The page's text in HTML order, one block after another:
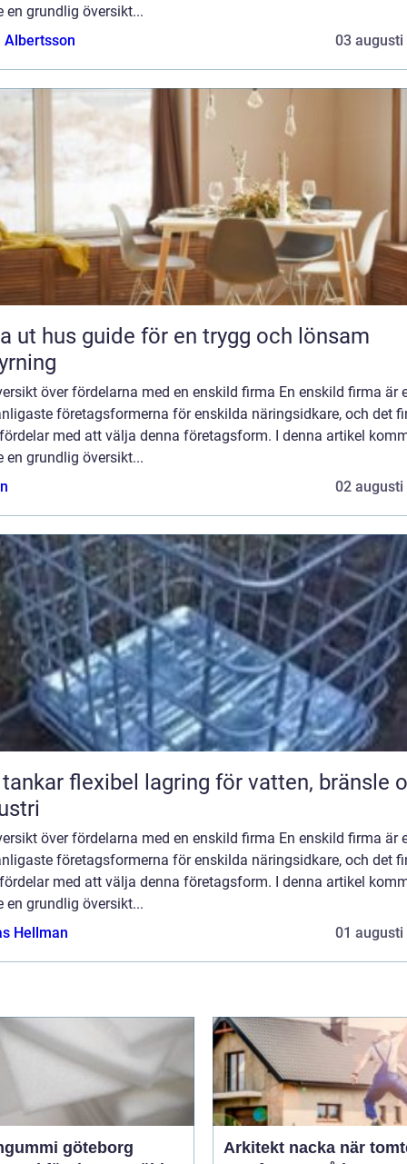
en grundlig översikt...
Albertsson
03 augusti
för en trygg och lönsam
över fördelarna med en enskild firma En enskild firma är
företagsformerna för enskilda näringsidkare, och det
med att välja denna företagsform. I denna artikel
en grundlig översikt...
02 augusti
för vatten, bränsle och
över fördelarna med en enskild firma En enskild firma är
företagsformerna för enskilda näringsidkare, och det
med att välja denna företagsform. I denna artikel
en grundlig översikt...
Hellman
01 augusti
göteborg
Arkitekt nacka när tomten